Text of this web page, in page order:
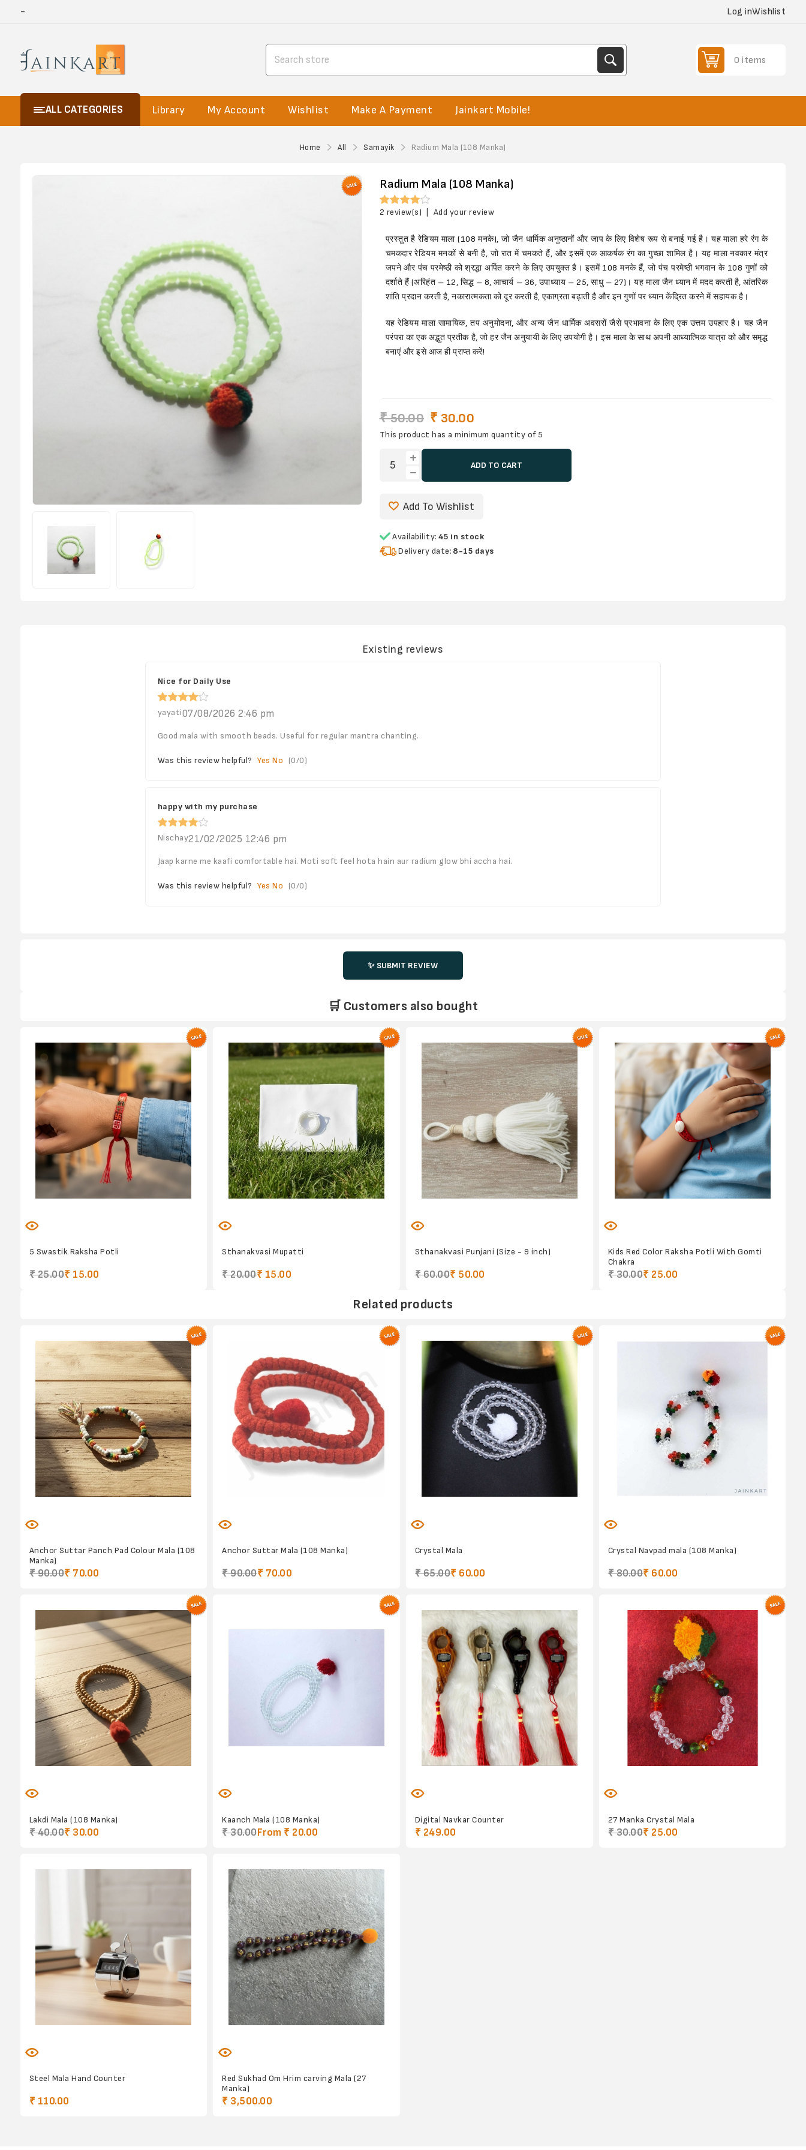
- Log inWishlist
0 items
ALL CATEGORIES Library My Account Wishlist Make A Payment Jainkart Mobile!
Home All Samayik Radium Mala (108 Manka)
Radium Mala (108 Manka)
2 review(s) Add your review
प्रस्तुत है रेडियम माला (108 मनके), जो जैन धार्मिक अनुष्ठानों और जाप के लिए विशेष रूप से बनाई गई है। यह माला हरे रंग के
चमकदार रेडियम मनकों से बनी है, जो रात में चमकते हैं, और इसमें एक आकर्षक रंग का गुच्छा शामिल है। यह माला नवकार मंत्र
जपने और पंच परमेष्ठी को श्रद्धा अर्पित करने के लिए उपयुक्त है। इसमें 108 मनके हैं, जो पंच परमेष्ठी भगवान के 108 गुणों को
दर्शाते हैं (अरिहंत – 12, सिद्ध – 8, आचार्य – 36, उपाध्याय – 25, साधु – 27)। यह माला जैन ध्यान में मदद करती है, आंतरिक
शांति प्रदान करती है, नकारात्मकता को दूर करती है, एकाग्रता बढ़ाती है और इन गुणों पर ध्यान केंद्रित करने में सहायक है।
यह रेडियम माला सामायिक, तप अनुमोदना, और अन्य जैन धार्मिक अवसरों जैसे प्रभावना के लिए एक उत्तम उपहार है। यह जैन
परंपरा का एक अद्भुत प्रतीक है, जो हर जैन अनुयायी के लिए उपयोगी है। इस माला के साथ अपनी आध्यात्मिक यात्रा को और समृद्ध
बनाएं और इसे आज ही प्राप्त करें!
₹ 50.00 ₹ 30.00
This product has a minimum quantity of 5
ADD TO CART
Add To Wishlist
Availability: 45 in stock
Delivery date: 8-15 days
Existing reviews
Nice for Daily Use
yayati07/08/2026 2:46 pm
Good mala with smooth beads. Useful for regular mantra chanting.
Was this review helpful? Yes No (0/0)
happy with my purchase
Nischay21/02/2025 12:46 pm
Jaap karne me kaafi comfortable hai. Moti soft feel hota hain aur radium glow bhi accha hai.
Was this review helpful? Yes No (0/0)
✨ SUBMIT REVIEW
🛒 Customers also bought
5 Swastik Raksha Potli
₹ 25.00₹ 15.00
Sthanakvasi Mupatti
₹ 20.00₹ 15.00
Sthanakvasi Punjani (Size - 9 inch)
₹ 60.00₹ 50.00
Kids Red Color Raksha Potli With Gomti
Chakra
₹ 30.00₹ 25.00
Related products
Anchor Suttar Panch Pad Colour Mala (108
Manka)
₹ 90.00₹ 70.00
Anchor Suttar Mala (108 Manka)
₹ 90.00₹ 70.00
Crystal Mala
₹ 65.00₹ 60.00
Crystal Navpad mala (108 Manka)
₹ 80.00₹ 60.00
Lakdi Mala (108 Manka)
₹ 40.00₹ 30.00
Kaanch Mala (108 Manka)
₹ 30.00From ₹ 20.00
Digital Navkar Counter
₹ 249.00
27 Manka Crystal Mala
₹ 30.00₹ 25.00
Steel Mala Hand Counter
₹ 110.00
Red Sukhad Om Hrim carving Mala (27
Manka)
₹ 3,500.00